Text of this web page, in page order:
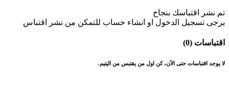
تم نشر اقتباسك بنجاح
يرجى تسجيل الدخول او انشاء حساب للتمكن من نشر اقتباس
اقتباسات (0)
لا يوجد اقتباسات حتى الآن، كن اول من يقتبس من اليتيم.